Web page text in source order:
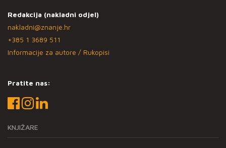
Redakcija (nakladni odjel)
nakladni@znanje.hr
+385 1 3689 511
Informacije za autore / Rukopisi
Pratite nas:
KNJIŽARE